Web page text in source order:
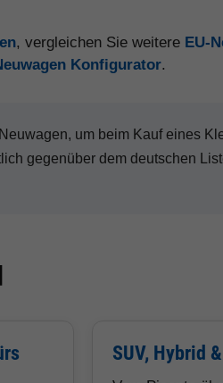
, vergleichen Sie weitere EU-
Konfigurator.
um beim Kauf eines
gegenüber dem deutschen
SUV, Hybrid